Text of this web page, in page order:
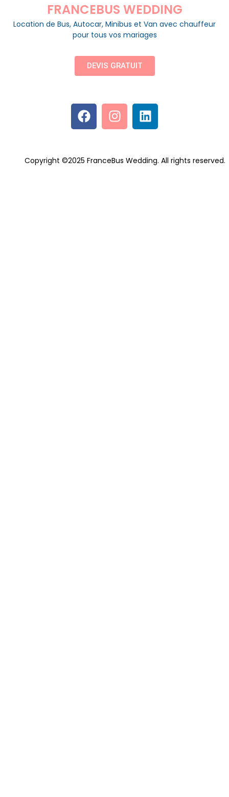
FRANCEBUS WEDDING
Location de Bus, Autocar, Minibus et Van avec chauffeur
pour tous vos mariages
DEVIS GRATUIT
Copyright ©2025 FranceBus Wedding. All rights reserved.